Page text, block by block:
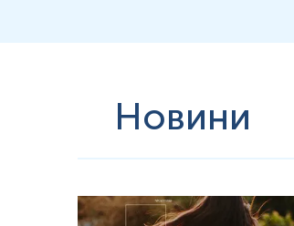
HTP) декарбоксилюється
ацетилсеротонін серотонін-N-
Повільне перенесення одного електрона
Новини